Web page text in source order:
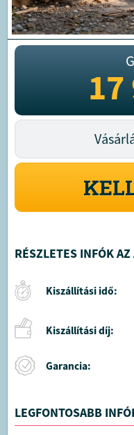
RÉSZLETES INFÓK
Kiszállítási idő:
Kiszállítási díj:
Garancia:
LEGFONTOSABB